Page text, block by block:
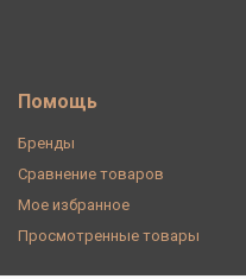
Помощь
Бренды
Сравнение товаров
Мое избранное
Просмотренные товары